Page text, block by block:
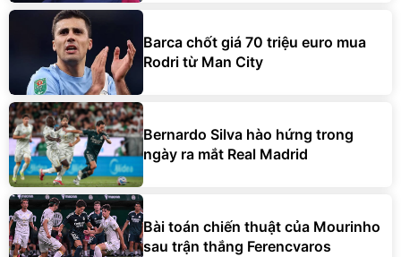
Barca chốt giá 70 triệu euro mua
Rodri từ Man City
Bernardo Silva hào hứng trong
ngày ra mắt Real Madrid
Bài toán chiến thuật của Mourinho
sau trận thắng Ferencvaros